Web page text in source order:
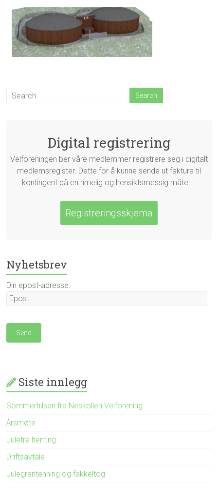
Digital registrering
Velforeningen ber våre medlemmer registrere seg i digitalt
medlemsregister. Dette for å kunne sende ut faktura til
kontingent på en rimelig og hensiktsmessig måte....
Registreringsskjema
Nyhetsbrev
Din epost-adresse:
Siste innlegg
Sommerhilsen fra Neskollen Velforening
Årsmøte
Juletre henting
Driftsavtale
Julegrantenning og fakkeltog